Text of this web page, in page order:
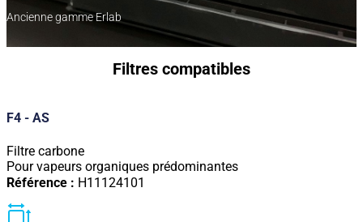
Ancienne gamme Erlab
Filtres compatibles
F4 - AS
Filtre carbone
Pour vapeurs organiques prédominantes
Référence : H11124101